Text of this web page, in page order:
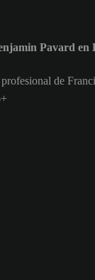
Pavard
de